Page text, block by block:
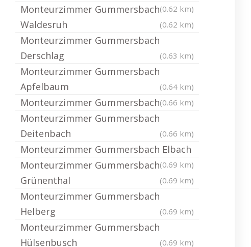
(0.62 km)
Monteurzimmer Gummersbach
Waldesruh
(0.62 km)
Monteurzimmer Gummersbach
Derschlag
(0.63 km)
Monteurzimmer Gummersbach
Apfelbaum
(0.64 km)
Monteurzimmer Gummersbach(0.66 km)
Monteurzimmer Gummersbach
Deitenbach
(0.66 km)
Monteurzimmer Gummersbach Elbach
(0.69 km)
Monteurzimmer Gummersbach
Grünenthal
(0.69 km)
Monteurzimmer Gummersbach
Helberg
(0.69 km)
Monteurzimmer Gummersbach
Hülsenbusch
(0.69 km)